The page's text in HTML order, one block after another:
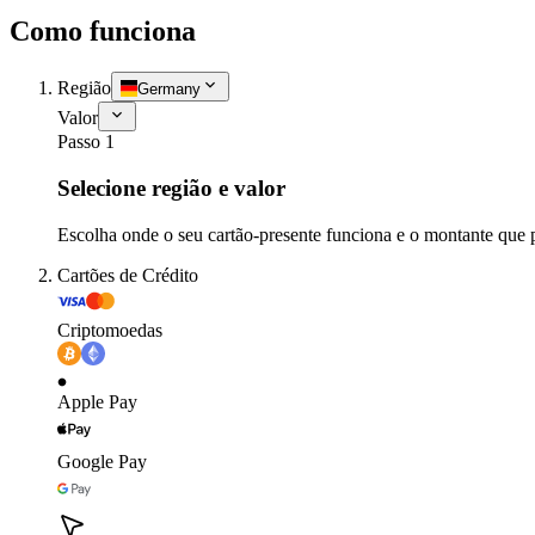
Como funciona
Região Germany
Valor
Passo 1
Selecione região e valor
Escolha onde o seu cartão-presente funciona e o montante que
Cartões de Crédito
Criptomoedas
Apple Pay
Google Pay